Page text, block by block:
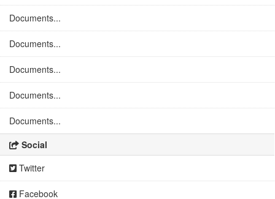
Documents...
Documents...
Documents...
Documents...
Documents...
Social
Twitter
Facebook